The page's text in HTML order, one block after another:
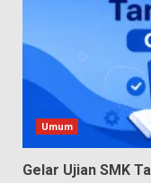
Umum
Gelar Ujian SMK